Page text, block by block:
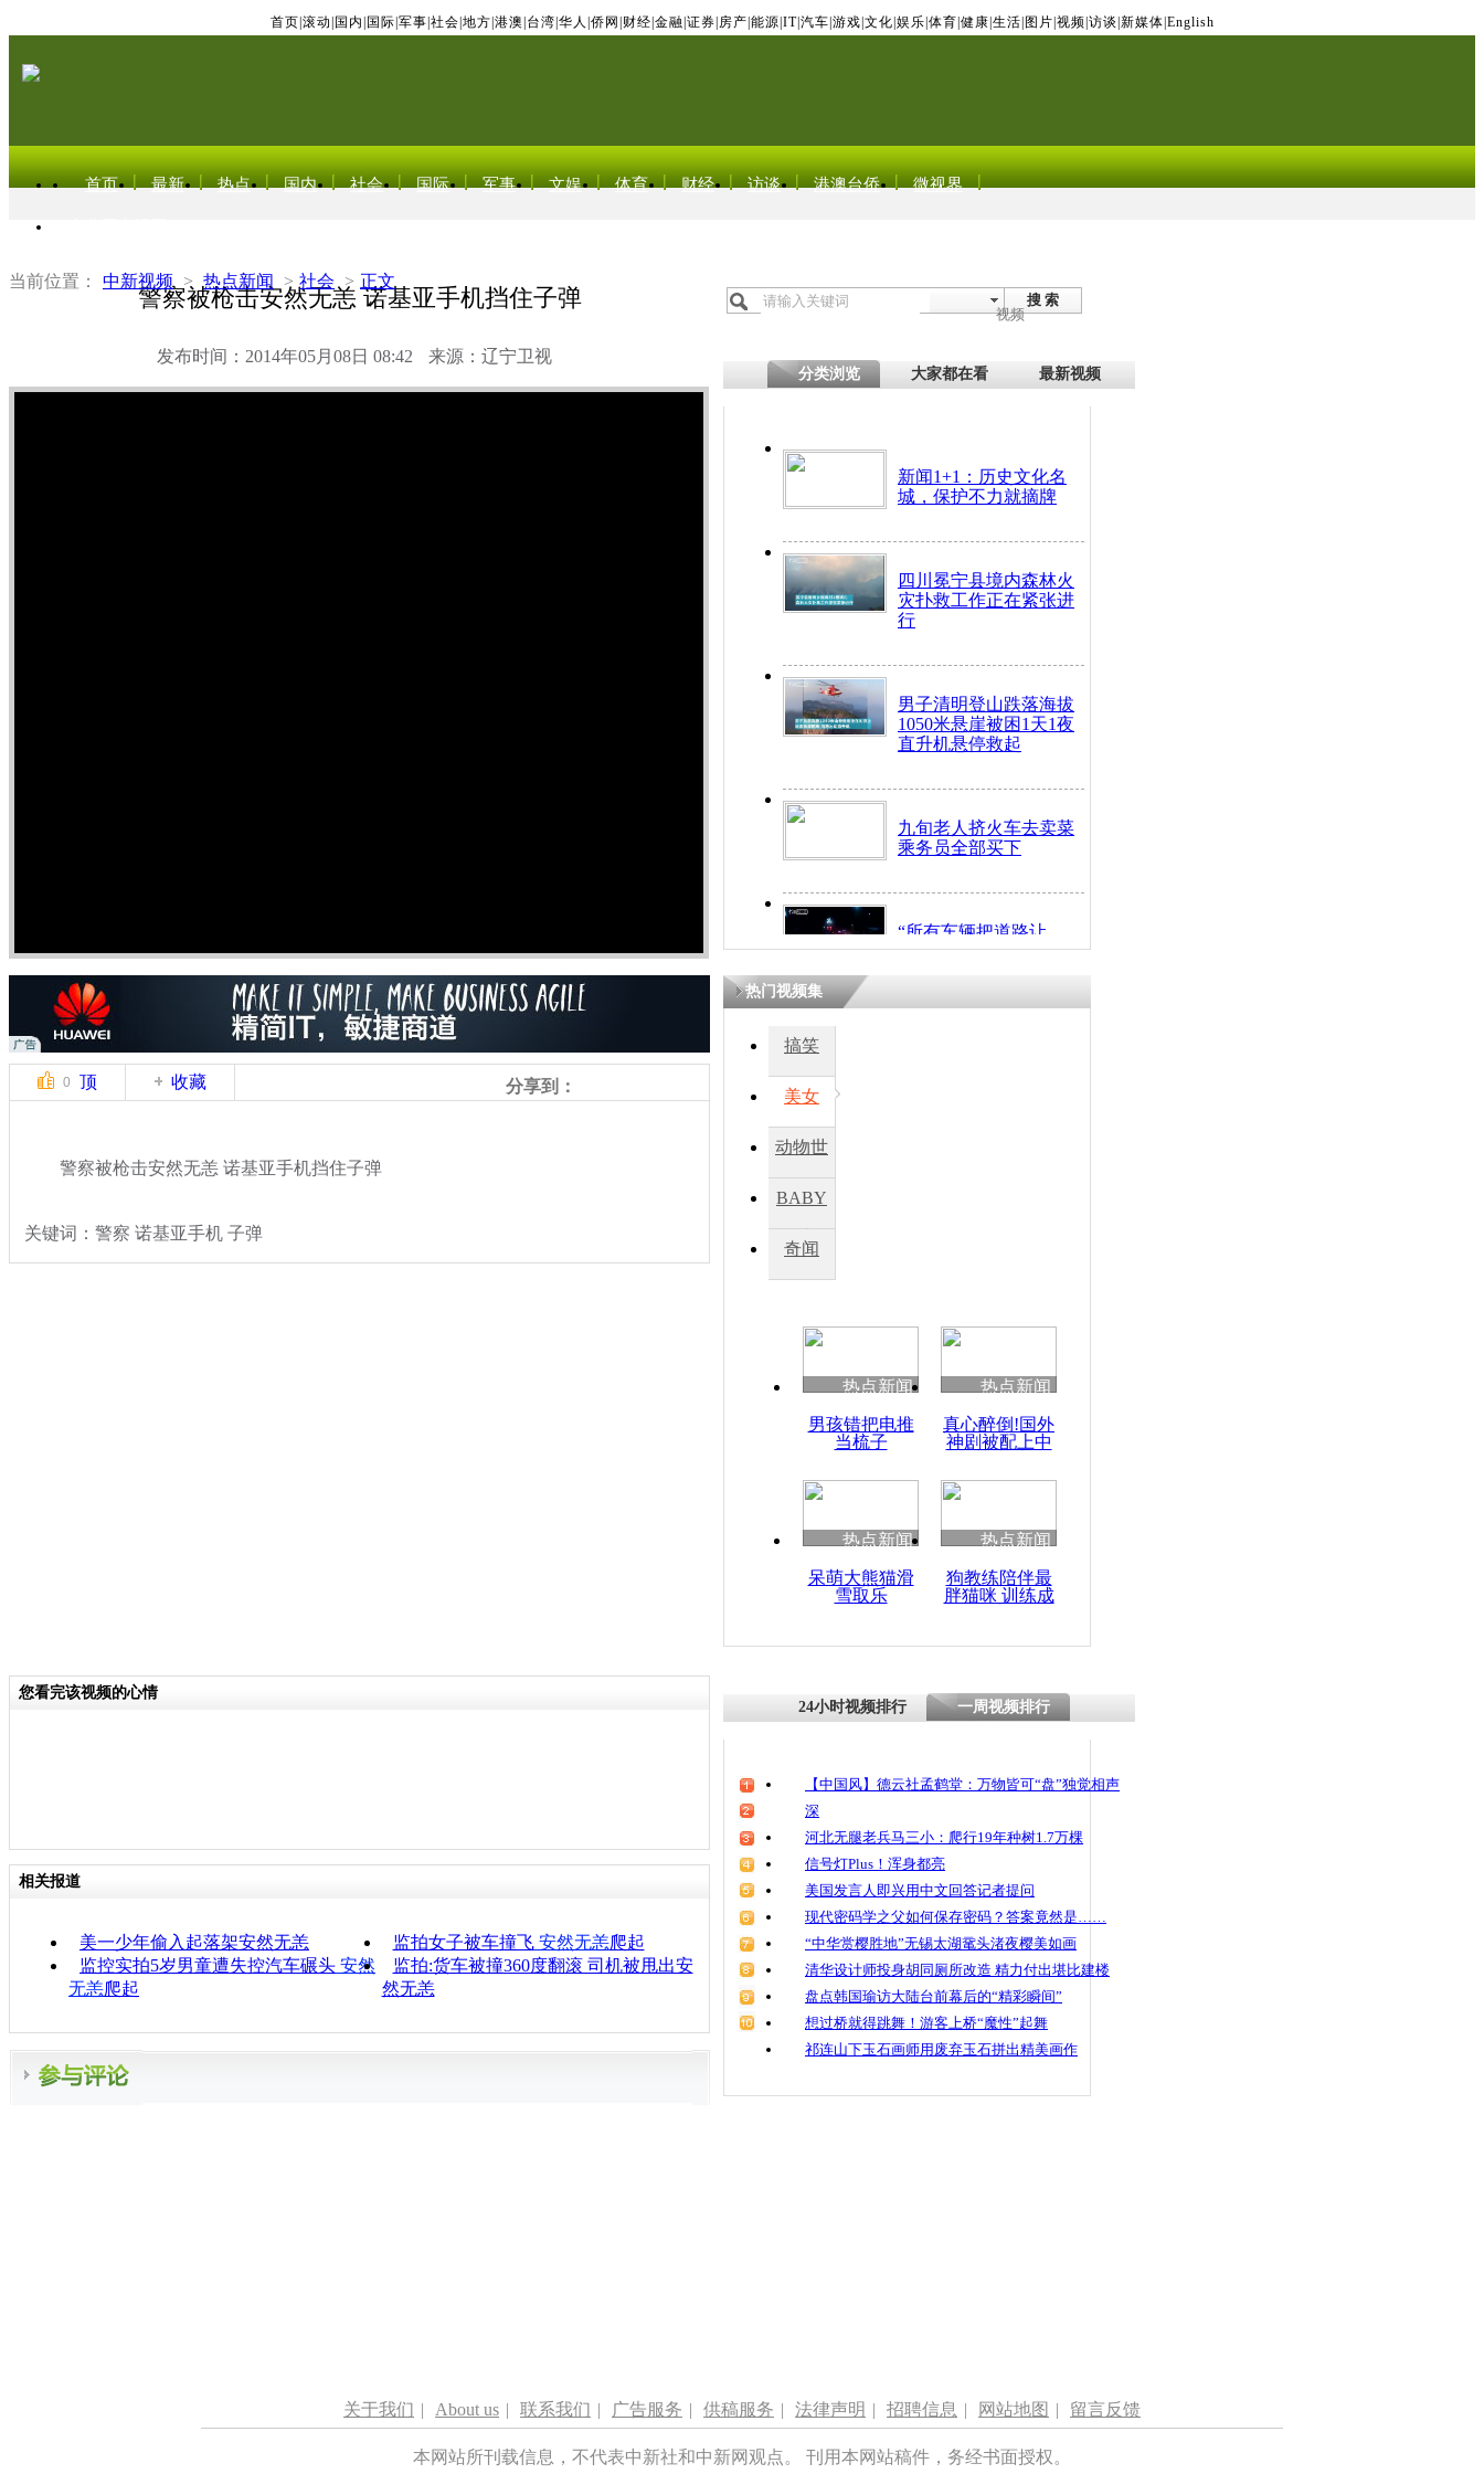
首页 滚动 国内 国际 军事 社会 地方 港澳 台湾 华人 侨网 财经 金融 证券 房产 能源 IT| 汽车 游戏 文化 娱乐 体育 健康 生活 图片 视频 访谈 新媒体 English
首页 最新 热点 国内 社会 国际 军事 文娱 体育 财经 访谈 港澳台侨 微视界
当前位置： 中新视频 > 热点新闻 > 社会 > 正文
警察被枪击安然无恙 诺基亚手机挡住子弹
发布时间：2014年05月08日 08:42 来源：辽宁卫视
搜 索
视频
分类浏览 大家都在看 最新视频
新闻1+1：历史文化名
城，保护不力就摘牌
四川冕宁县境内森林火
灾扑救工作正在紧张进
行
男子清明登山跌落海拔
1050米悬崖被困1天1夜
直升机悬停救起
九旬老人挤火车去卖菜
乘务员全部买下
“所有车辆把道路让
开！”儿童突发疾病交
因
度苗族花山节
魂
0 顶 收藏 分享到：
警察被枪击安然无恙 诺基亚手机挡住子弹
关键词：警察 诺基亚手机 子弹
热门视频集
搞笑
美女
动物世
BABY
秀
奇闻
热点新闻
男孩错把电推
当梳子
热点新闻
真心醉倒!国外
神剧被配上中
热点新闻
呆萌大熊猫滑
雪取乐
热点新闻
狗教练陪伴最
胖猫咪 训练成
您看完该视频的心情
相关报道
美一少年偷入起落架安然无恙 监拍女子被车撞飞安然无恙爬起
监控实拍5岁男童遭失控汽车碾头 安然
无恙爬起
监拍:货车被撞360度翻滚 司机被甩出安
然无恙
24小时视频排行 一周视频排行
【中国风】德云社孟鹤堂：万物皆可“盘”独觉相声
深
河北无腿老兵马三小：爬行19年种树1.7万棵
信号灯Plus！浑身都亮
美国发言人即兴用中文回答记者提问
现代密码学之父如何保存密码？答案竟然是……
“中华赏樱胜地”无锡太湖鼋头渚夜樱美如画
清华设计师投身胡同厕所改造 精力付出堪比建楼
盘点韩国瑜访大陆台前幕后的“精彩瞬间”
想过桥就得跳舞！游客上桥“魔性”起舞
祁连山下玉石画师用废弃玉石拼出精美画作
关于我们 | About us | 联系我们 | 广告服务 | 供稿服务 | 法律声明 | 招聘信息 | 网站地图 | 留言反馈
本网站所刊载信息，不代表中新社和中新网观点。 刊用本网站稿件，务经书面授权。